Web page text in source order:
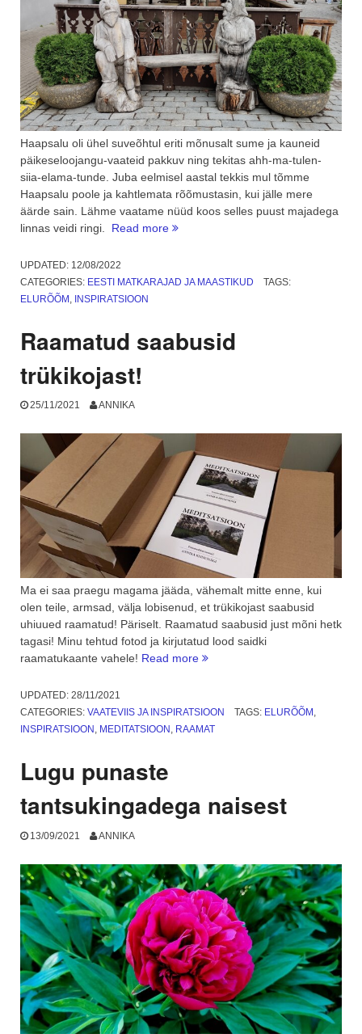
Haapsalu oli ühel suveõhtul eriti mõnusalt sume ja kauneid
päikeseloojangu-vaateid pakkuv ning tekitas ahh-ma-tulen-
siia-elama-tunde. Juba eelmisel aastal tekkis mul tõmme
Haapsalu poole ja kahtlemata rõõmustasin, kui jälle mere
äärde sain. Lähme vaatame nüüd koos selles puust majadega
linnas veidi ringi. Read more “Haapsalu
ja
UPDATED: 12/08/2022
CATEGORIES: EESTI MATKARAJAD JA MAASTIKUD
TAGS:
ELURÕÕM INSPIRATSIOON
Raamatud saabusid
trükikojast!
25/11/2021 ANNIKA
Ma ei saa praegu magama jääda, vähemalt mitte enne, kui
olen teile, armsad, välja lobisenud, et trükikojast saabusid
uhiuued raamatud! Päriselt. Raamatud saabusid just mõni hetk
tagasi! Minu tehtud fotod ja kirjutatud lood saidki
raamatukaante vahele! Read more “Raamatud
UPDATED: 28/11/2021
CATEGORIES: VAATEVIIS JA INSPIRATSIOON TAGS: ELURÕÕM ,
INSPIRATSIOON , MEDITATSIOON , RAAMAT
Lugu punaste
tantsukingadega naisest
13/09/2021 ANNIKA